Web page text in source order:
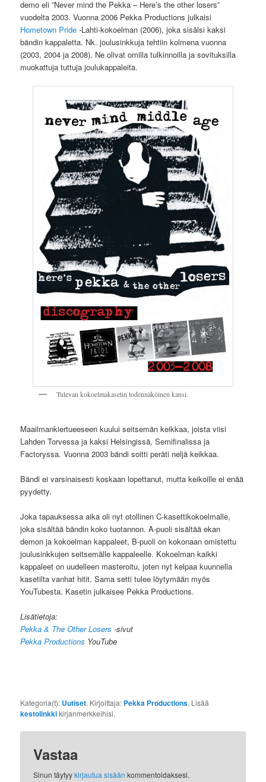
demo eli ”Never mind the Pekka – Here’s the other losers”
vuodelta 2003. Vuonna 2006 Pekka Productions julkaisi
Hometown Pride -Lahti-kokoelman (2006), joka sisälsi kaksi
bändin kappaletta. Nk. joulusinkkuja tehtiin kolmena vuonna
(2003, 2004 ja 2008). Ne olivat omilla tulkinnoilla ja sovituksilla
muokattuja tuttuja joulukappaleita.
Tulevan kokoelmakasetin todennäköinen kansi.
Maailmankiertueeseen kuului seitsemän keikkaa, joista viisi
Lahden Torvessa ja kaksi Helsingissä, Semifinalissa ja
Factoryssa. Vuonna 2003 bändi soitti peräti neljä keikkaa.
Bändi ei varsinaisesti koskaan lopettanut, mutta keikoille ei enää
pyydetty.
Joka tapauksessa aika oli nyt otollinen C-kasettikokoelmalle,
joka sisältää bändin koko tuotannon. A-puoli sisältää ekan
demon ja kokoelman kappaleet, B-puoli on kokonaan omistettu
joulusinkkujen seitsemälle kappaleelle. Kokoelman kaikki
kappaleet on uudelleen masteroitu, joten nyt kelpaa kuunnella
kasetilta vanhat hitit. Sama setti tulee löytymään myös
YouTubesta. Kasetin julkaisee Pekka Productions.
Lisätietoja:
Pekka & The Other Losers -sivut
Pekka Productions YouTube
Kategoria(t): Uutiset. Kirjoittaja: Pekka Productions. Lisää
kestolinkkikirjanmerkkeihisi.
Vastaa
Sinun täytyykirjautua sisään kommentoidaksesi.